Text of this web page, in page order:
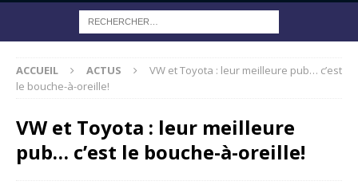
ACCUEIL ACTUS
VW et Toyota : leur meilleure pub… c’est
le bouche-à-oreille!
VW et Toyota : leur meilleure
pub… c’est le bouche-à-oreille!